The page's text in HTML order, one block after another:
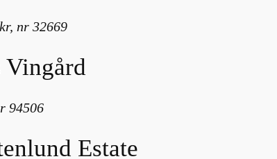
nr 32669
Vingård
94506
Estate